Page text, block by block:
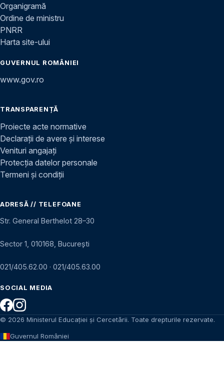
Organigramă
Ordine de ministru
PNRR
Harta site-ului
GUVERNUL ROMÂNIEI
www.gov.ro
TRANSPARENȚĂ
Proiecte acte normative
Declarații de avere și interese
Venituri angajați
Protecția datelor personale
Termeni și condiții
ADRESĂ // TELEFOANE
Str. General Berthelot 28–30
Sector 1, 010168, București
021/405.62.00 · 021/405.63.00
SOCIAL MEDIA
© 2026 Ministerul Educației și Cercetării. Toate drepturile rezervate.
Guvernul României